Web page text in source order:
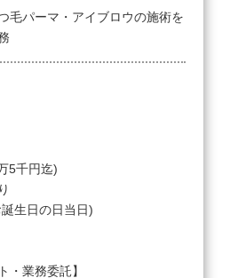
】
円
ヶ月まで時給1,100円
異なる場合有）
は完全歩合給45％～47％
毛パーマ・アイブロウの施術を
5千円迄)
生日の日当日)
・業務委託】